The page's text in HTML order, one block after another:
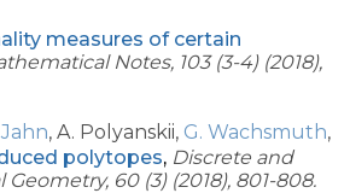
measures of certain
Notes, 103 (3-4) (2018),
, A. Polyanskii, G. Wachsmuth,
polytopes, Discrete and
60 (3) (2018), 801-808.